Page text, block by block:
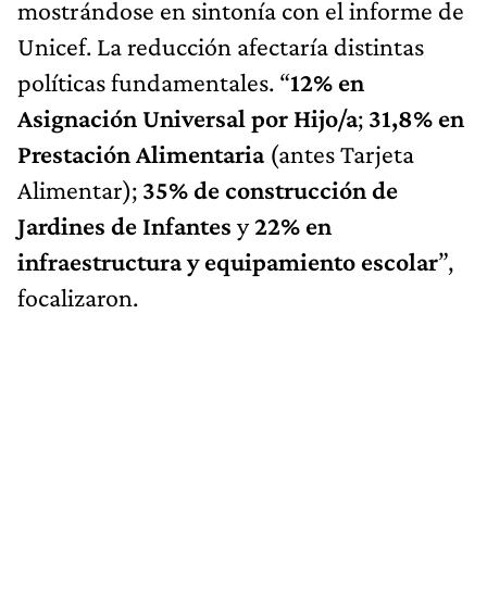
mostrándose en sintonía con el informe de
Unicef. La reducción afectaría distintas
políticas fundamentales. “12% en
Asignación Universal por Hijo/a; 31,8% en
Prestación Alimentaria(antes Tarjeta
Alimentar); 35% de construcción de
Jardines de Infantes y22% en
infraestructura y equipamiento escolar”,
focalizaron.